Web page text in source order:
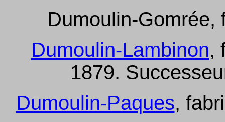
Dumoulin-Gomrée,
Dumoulin-Lambinon,
1879.
Dumoulin-Paques,